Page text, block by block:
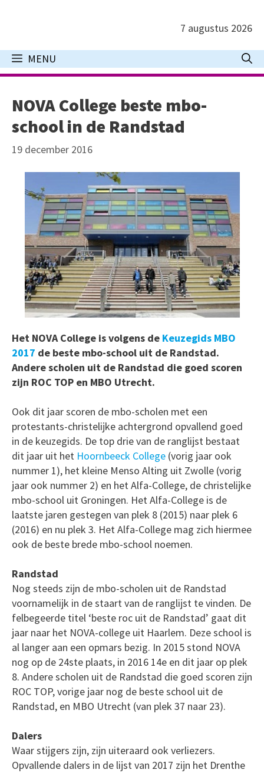
inhoud
7 augustus 2026
MENU
NOVA College beste mbo-
school in de Randstad
19 december 2016
Het NOVA College is volgens de Keuzegids MBO
2017 de beste mbo-school uit de Randstad.
Andere scholen uit de Randstad die goed scoren
zijn ROC TOP en MBO Utrecht.
Ook dit jaar scoren de mbo-scholen met een
protestants-christelijke achtergrond opvallend goed
in de keuzegids. De top drie van de ranglijst bestaat
dit jaar uit het Hoornbeeck College (vorig jaar ook
nummer 1), het kleine Menso Alting uit Zwolle (vorig
jaar ook nummer 2) en het Alfa-College, de christelijke
mbo-school uit Groningen. Het Alfa-College is de
laatste jaren gestegen van plek 8 (2015) naar plek 6
(2016) en nu plek 3. Het Alfa-College mag zich hiermee
ook de beste brede mbo-school noemen.
Randstad
Nog steeds zijn de mbo-scholen uit de Randstad
voornamelijk in de staart van de ranglijst te vinden. De
felbegeerde titel ‘beste roc uit de Randstad’ gaat dit
jaar naar het NOVA-college uit Haarlem. Deze school is
al langer aan een opmars bezig. In 2015 stond NOVA
nog op de 24ste plaats, in 2016 14e en dit jaar op plek
8. Andere scholen uit de Randstad die goed scoren zijn
ROC TOP, vorige jaar nog de beste school uit de
Randstad, en MBO Utrecht (van plek 37 naar 23).
Dalers
Waar stijgers zijn, zijn uiteraard ook verliezers.
Opvallende dalers in de lijst van 2017 zijn het Drenthe